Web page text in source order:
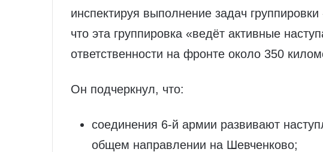
инспектируя выполнение задач
что эта группировка «ведёт активные
ответственности на фронте около 350
Он подчеркнул, что:
соединения 6‑й армии развивают
общем направлении на Шевченково;